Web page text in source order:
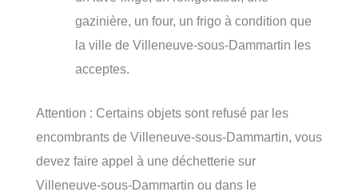
gazinière, un four, un frigo à condition que
la ville de Villeneuve-sous-Dammartin les
acceptes.
Attention : Certains objets sont refusé par les
encombrants de Villeneuve-sous-Dammartin, vous
devez faire appel à une déchetterie sur
Villeneuve-sous-Dammartin ou dans le